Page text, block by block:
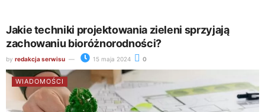
Jakie techniki projektowania zieleni sprzyjają
zachowaniu bioróżnorodności?
by redakcja serwisu 15 maja 2024 0
WIADOMOŚCI